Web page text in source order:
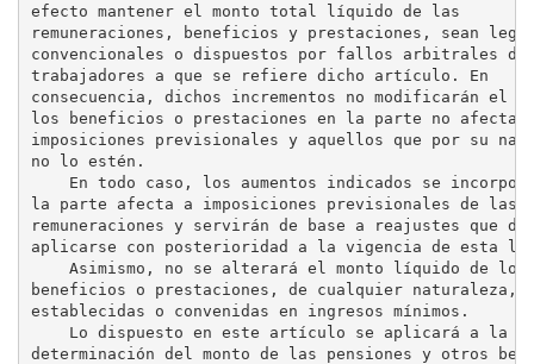
efecto mantener el monto total líquido de las
remuneraciones, beneficios y prestaciones, sean
convencionales o dispuestos por fallos arbitrales de
trabajadores a que se refiere dicho artículo. En
consecuencia, dichos incrementos no modificarán el
los beneficios o prestaciones en la parte no afecta
imposiciones previsionales y aquellos que por su
no lo estén.
En todo caso, los aumentos indicados se
la parte afecta a imposiciones previsionales de las
remuneraciones y servirán de base a reajustes que
aplicarse con posterioridad a la vigencia de esta
    Asimismo, no se alterará el monto líquido de los
beneficios o prestaciones, de cualquier naturaleza,
establecidas o convenidas en ingresos mínimos.
    Lo dispuesto en este artículo se aplicará a la
determinación del monto de las pensiones y otros